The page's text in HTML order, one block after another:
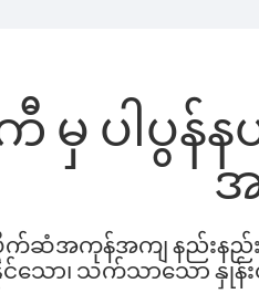
မှ ပါပွန်န
အ
က်ဆံအကုန်အကျ နည်းနည်း
င်သော၊ သက်သာသော နှုန်